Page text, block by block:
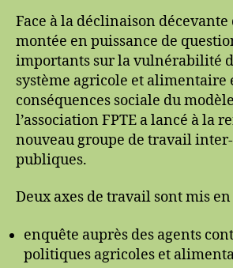
Face à la déclinaison décevante
montée en puissance de
importants sur la vulnérabilité
système agricole et alimentaire
conséquences sociale du
l’association FPTE a lancé à la
nouveau groupe de travail
publiques.
Deux axes de travail sont mis
enquête auprès des agents
politiques agricoles et